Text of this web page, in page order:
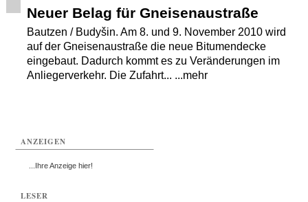
Neuer Belag für Gneisenaustraße
Bautzen / Budyšin. Am 8. und 9. November 2010 wird
auf der Gneisenaustraße die neue Bitumendecke
eingebaut. Dadurch kommt es zu Veränderungen im
Anliegerverkehr. Die Zufahrt... ...mehr
ANZEIGEN
...Ihre Anzeige hier!
LESER